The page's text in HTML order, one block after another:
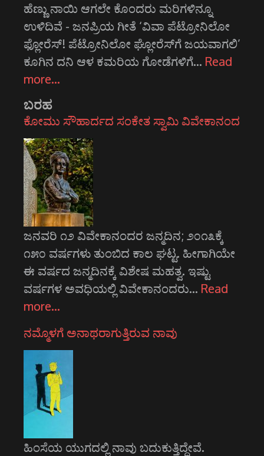
ಹೆಣ್ಣು ನಾಯಿ ಆಗಲೇ ಕೊಂದರು ಮರಿಗಳಿನ್ನೂ
ಉಳಿದಿವೆ - ಜನಪ್ರಿಯ ಗೀತೆ ‘ವಿವಾ ಪೆಟ್ರೋನಿಲೋ
ಫ್ಲೋರೆಸ್! ಪೆಟ್ರೋನಿಲೋ ಘ್ಲೋರೆಸ್‍ಗೆ ಜಯವಾಗಲಿ’
ಕೂಗಿನ ದನಿ ಆಳ ಕಮರಿಯ ಗೋಡೆಗಳಿಗೆ… Read
more…
ಬರಹ
ಕೋಮು ಸೌಹಾರ್ದದ ಸಂಕೇತ ಸ್ವಾಮಿ ವಿವೇಕಾನಂದ
ಜನವರಿ ೧೨ ವಿವೇಕಾನಂದರ ಜನ್ಮದಿನ; ೨೦೧೩ಕ್ಕೆ
೧೫೦ ವರ್ಷಗಳು ತುಂಬಿದ ಕಾಲ ಘಟ್ಟ. ಹೀಗಾಗಿಯೇ
ಈ ವರ್ಷದ ಜನ್ಮದಿನಕ್ಕೆ ವಿಶೇಷ ಮಹತ್ವ. ಇಷ್ಟು
ವರ್ಷಗಳ ಅವಧಿಯಲ್ಲಿ ವಿವೇಕಾನಂದರು… Read
more…
ನಮ್ಮೊಳಗೆ ಅನಾಥರಾಗುತ್ತಿರುವ ನಾವು
ಹಿಂಸೆಯ ಯುಗದಲ್ಲಿ ನಾವು ಬದುಕುತ್ತಿದ್ದೇವೆ.